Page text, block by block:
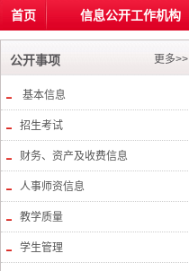
首页 信息公开工作机构
公开事项 更多>>
基本信息
招生考试
财务、资产及收费信息
人事师资信息
教学质量
学生管理